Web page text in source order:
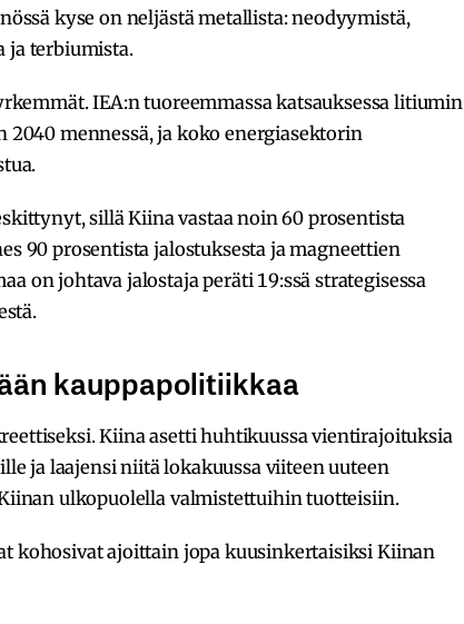
kyse on neljästä metallista: neodyymistä,
ja terbiumista.
IEA:n tuoreemmassa katsauksessa litiumin
mennessä, ja koko energiasektorin
sillä Kiina vastaa noin 60 prosentista
90 prosentista jalostuksesta ja magneettien
on johtava jalostaja peräti 19:ssä strategisessa
kauppapolitiikkaa
Kiina asetti huhtikuussa vientirajoituksia
ja laajensi niitä lokakuussa viiteen uuteen
ulkopuolella valmistettuihin tuotteisiin.
kohosivat ajoittain jopa kuusinkertaisiksi Kiinan